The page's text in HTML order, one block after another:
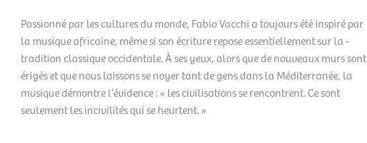
Passionné par les cultures du monde, Fabio Vacchi ­a ­toujours été inspiré par
la musique ­africaine, même si son ­écriture repose essentiellement sur la ­
tradition classique occidentale. À ses yeux, alors que de nouveaux murs sont
érigés et que nous ­laissons se noyer tant de gens dans la ­Méditerranée, la
musique démontre l’évidence : « les ­civilisations se ­rencontrent. Ce sont
seulement les ­incivilités qui se heurtent. »